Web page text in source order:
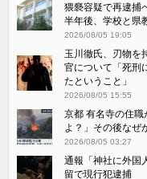
猥褻容疑で再逮
半年後、学校と県
2026/08/05 19:05
玉川徹氏、刃物を
官について「死刑
たということ」
2026/08/05 15:55
京都 有名寺の住
よ？」その後なぜ
2026/08/05 03:27
通報「神社に外国
留で現行犯逮捕